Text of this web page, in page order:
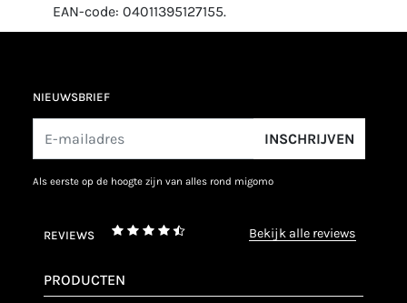
EAN-code: 04011395127155.
NIEUWSBRIEF
INSCHRIJVEN
als eerste op de hoogte zijn van alles rond migomo
REVIEWS bekijk alle reviews
PRODUCTEN